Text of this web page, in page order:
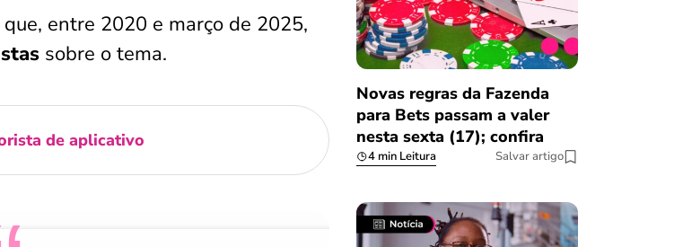
entre 2020 e março de 2025,
sobre o tema.
de aplicativo
Novas regras da Fazenda
para Bets passam a valer
nesta sexta (17); confira
4 min Leitura Salvar artigo